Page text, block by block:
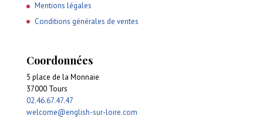
Mentions légales
Conditions générales de ventes
Coordonnées
5 place de la Monnaie
37000 Tours
02.46.67.47.47
welcome@english-sur-loire.com